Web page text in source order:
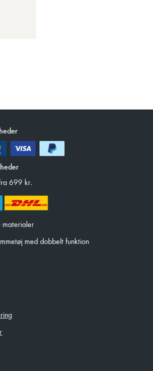
699 kr.
med dobbelt funktion